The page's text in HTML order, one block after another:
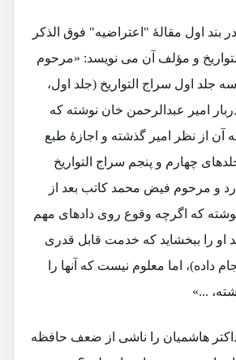
در بند اول مقالۀ "اعتراضیه" فوق الذکر
و مؤلف آن می نویسد: «مرحوم
جلد اول سراج التواریخ (جلد اول،
امیر عبدالرحمن خان نوشته که
از نظر امیر گذشته و اجازۀ طبع
چهارم و پنجم سراج التواریخ
و مرحوم فیض محمد کاتب بعد از
نوشته که اگرچه وقوع روی دادهای مهم
او را ببخشاید که خدمت قابل قدری
داده)، اما معلوم نیست که آنها را
...»
داکتر هاشمیان را ناشی از ضعف حافظه